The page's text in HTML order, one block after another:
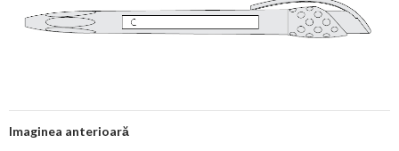
Imaginea anterioară